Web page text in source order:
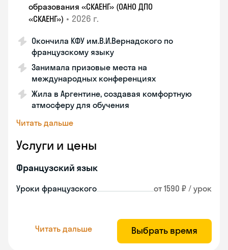
образования «СКАЕНГ» (ОАНО ДПО
«СКАЕНГ») • 2026 г.
Окончила КФУ им.В.И.Вернадского по
французскому языку
Занимала призовые места на
международных конференциях
Жила в Аргентине, создавая комфортную
атмосферу для обучения
Читать дальше
Услуги и цены
Французский язык
Уроки французского от 1590 ₽ / урок
Читать дальше Выбрать время